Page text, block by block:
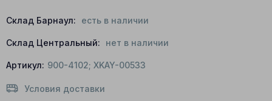
Склад Барнаул: есть в наличии
Склад Центральный: нет в наличии
Артикул: 900-4102; XKAY-00533
Условия доставки